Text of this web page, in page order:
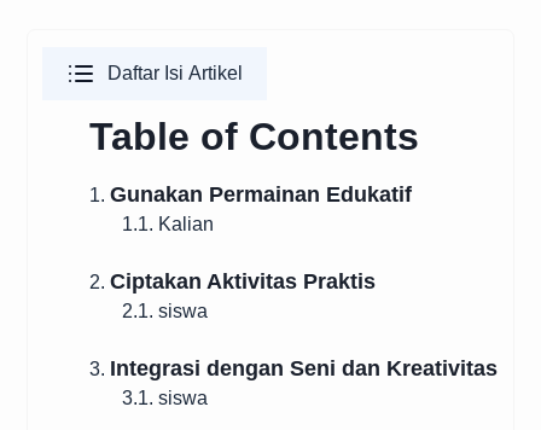
Daftar Isi Artikel
Table of Contents
1. Gunakan Permainan Edukatif
1.1. Kalian
2. Ciptakan Aktivitas Praktis
2.1. siswa
3. Integrasi dengan Seni dan Kreativitas
3.1. siswa